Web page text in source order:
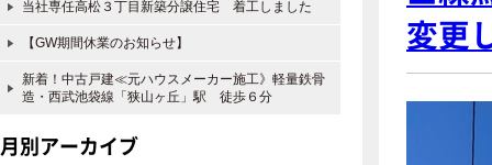
変更
当社専任高松３丁目新築分譲住宅 着工しました
【GW期間休業のお知らせ】
新着！中古戸建≪元ハウスメーカー施工》軽量鉄骨
造・西武池袋線「狭山ヶ丘」駅 徒歩６分
月別アーカイブ